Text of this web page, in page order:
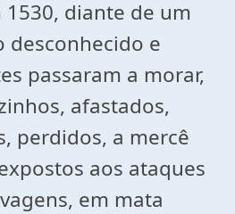
1530, diante de um
e
passaram a morar,
afastados,
perdidos, a mercê
aos ataques
em mata